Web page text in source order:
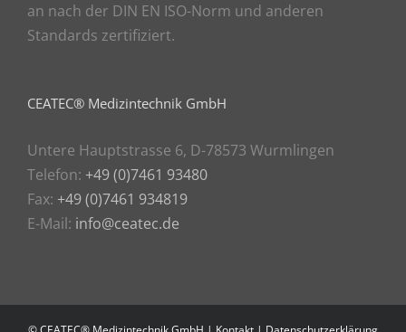
an nach der DIN EN ISO-Norm und anderen
Standards zertifiziert.
CEATEC® Medizintechnik GmbH
Untere Hauptstrasse 6, D-78573 Wurmlingen
Telefon: +49 (0)7461 93480
Fax: +49 (0)7461 934819
E-Mail: info@ceatec.de